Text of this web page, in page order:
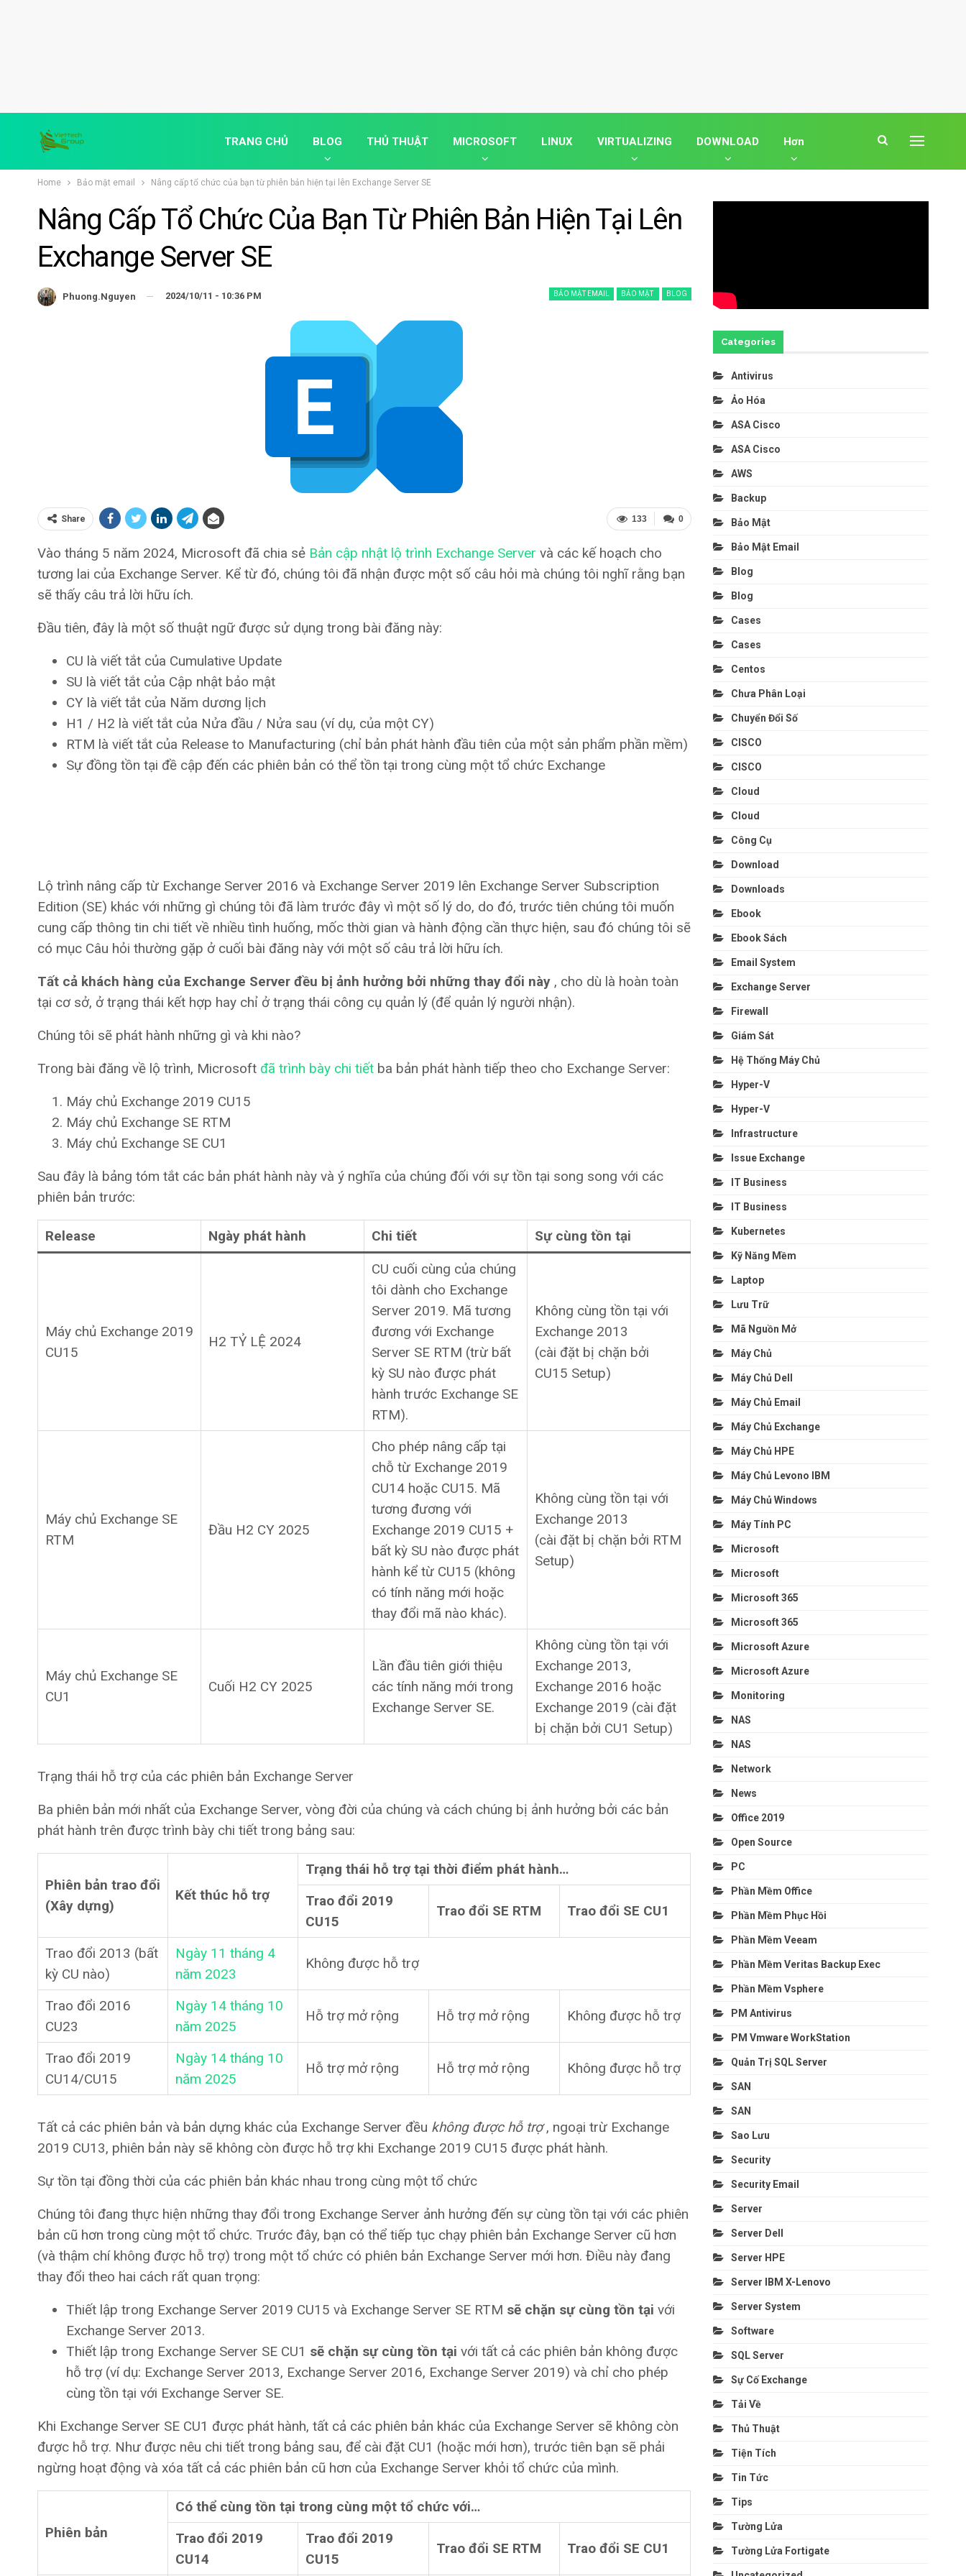
TRANG CHỦ BLOG THỦ THUẬT MICROSOFT LINUX VIRTUALIZING DOWNLOAD Hơn
Home Bảo mật email Nâng cấp tổ chức của bạn từ phiên bản hiện tại lên Exchange Server SE
Nâng Cấp Tổ Chức Của Bạn Từ Phiên Bản Hiện Tại Lên
Exchange Server SE
BẢO MẬT EMAIL BẢO MẬT BLOG
Phuong.nguyen 2024/10/11 - 10:36 PM
0
133
Share
Vào tháng 5 năm 2024, Microsoft đã chia sẻ Bản cập nhật lộ trình Exchange Server và các kế hoạch cho
tương lai của Exchange Server. Kể từ đó, chúng tôi đã nhận được một số câu hỏi mà chúng tôi nghĩ rằng bạn
sẽ thấy câu trả lời hữu ích.
Đầu tiên, đây là một số thuật ngữ được sử dụng trong bài đăng này:
CU là viết tắt của Cumulative Update
SU là viết tắt của Cập nhật bảo mật
CY là viết tắt của Năm dương lịch
H1 / H2 là viết tắt của Nửa đầu / Nửa sau (ví dụ, của một CY)
RTM là viết tắt của Release to Manufacturing (chỉ bản phát hành đầu tiên của một sản phẩm phần mềm)
Sự đồng tồn tại đề cập đến các phiên bản có thể tồn tại trong cùng một tổ chức Exchange
Lộ trình nâng cấp từ Exchange Server 2016 và Exchange Server 2019 lên Exchange Server Subscription
Edition (SE) khác với những gì chúng tôi đã làm trước đây vì một số lý do, do đó, trước tiên chúng tôi muốn
cung cấp thông tin chi tiết về nhiều tình huống, mốc thời gian và hành động cần thực hiện, sau đó chúng tôi sẽ
có mục Câu hỏi thường gặp ở cuối bài đăng này với một số câu trả lời hữu ích.
Tất cả khách hàng của Exchange Server đều bị ảnh hưởng bởi những thay đổi này , cho dù là hoàn toàn
tại cơ sở, ở trạng thái kết hợp hay chỉ ở trạng thái công cụ quản lý (để quản lý người nhận).
Chúng tôi sẽ phát hành những gì và khi nào?
Trong bài đăng về lộ trình, Microsoft đã trình bày chi tiết ba bản phát hành tiếp theo cho Exchange Server:
Máy chủ Exchange 2019 CU15
Máy chủ Exchange SE RTM
Máy chủ Exchange SE CU1
Sau đây là bảng tóm tắt các bản phát hành này và ý nghĩa của chúng đối với sự tồn tại song song với các
phiên bản trước:
Release Ngày phát hành Chi tiết Sự cùng tồn tại
Máy chủ Exchange 2019
CU15
H2 TỶ LỆ 2024
CU cuối cùng của chúng
tôi dành cho Exchange
Server 2019. Mã tương
đương với Exchange
Server SE RTM (trừ bất
kỳ SU nào được phát
hành trước Exchange SE
RTM).
Không cùng tồn tại với
Exchange 2013
(cài đặt bị chặn bởi
CU15 Setup)
Máy chủ Exchange SE
RTM
Đầu H2 CY 2025
Cho phép nâng cấp tại
chỗ từ Exchange 2019
CU14 hoặc CU15. Mã
tương đương với
Exchange 2019 CU15 +
bất kỳ SU nào được phát
hành kể từ CU15 (không
có tính năng mới hoặc
thay đổi mã nào khác).
Không cùng tồn tại với
Exchange 2013
(cài đặt bị chặn bởi RTM
Setup)
Máy chủ Exchange SE
CU1
Cuối H2 CY 2025
Lần đầu tiên giới thiệu
các tính năng mới trong
Exchange Server SE.
Không cùng tồn tại với
Exchange 2013,
Exchange 2016 hoặc
Exchange 2019 (cài đặt
bị chặn bởi CU1 Setup)
Trạng thái hỗ trợ của các phiên bản Exchange Server
Ba phiên bản mới nhất của Exchange Server, vòng đời của chúng và cách chúng bị ảnh hưởng bởi các bản
phát hành trên được trình bày chi tiết trong bảng sau:
Phiên bản trao đổi
(Xây dựng)
Kết thúc hỗ trợ
Trạng thái hỗ trợ tại thời điểm phát hành…
Trao đổi 2019
CU15
Trao đổi SE RTM Trao đổi SE CU1
Trao đổi 2013 (bất
kỳ CU nào)
Ngày 11 tháng 4
năm 2023
Không được hỗ trợ
Trao đổi 2016
CU23
Ngày 14 tháng 10
năm 2025
Hỗ trợ mở rộng Hỗ trợ mở rộng Không được hỗ trợ
Trao đổi 2019
CU14/CU15
Ngày 14 tháng 10
năm 2025
Hỗ trợ mở rộng Hỗ trợ mở rộng Không được hỗ trợ
Tất cả các phiên bản và bản dựng khác của Exchange Server đều không được hỗ trợ, ngoại trừ Exchange
2019 CU13, phiên bản này sẽ không còn được hỗ trợ khi Exchange 2019 CU15 được phát hành.
Sự tồn tại đồng thời của các phiên bản khác nhau trong cùng một tổ chức
Chúng tôi đang thực hiện những thay đổi trong Exchange Server ảnh hưởng đến sự cùng tồn tại với các phiên
bản cũ hơn trong cùng một tổ chức. Trước đây, bạn có thể tiếp tục chạy phiên bản Exchange Server cũ hơn
(và thậm chí không được hỗ trợ) trong một tổ chức có phiên bản Exchange Server mới hơn. Điều này đang
thay đổi theo hai cách rất quan trọng:
Thiết lập trong Exchange Server 2019 CU15 và Exchange Server SE RTM sẽ chặn sự cùng tồn tại với
Exchange Server 2013.
Thiết lập trong Exchange Server SE CU1 sẽ chặn sự cùng tồn tại với tất cả các phiên bản không được
hỗ trợ (ví dụ: Exchange Server 2013, Exchange Server 2016, Exchange Server 2019) và chỉ cho phép
cùng tồn tại với Exchange Server SE.
Khi Exchange Server SE CU1 được phát hành, tất cả các phiên bản khác của Exchange Server sẽ không còn
được hỗ trợ. Như được nêu chi tiết trong bảng sau, để cài đặt CU1 (hoặc mới hơn), trước tiên bạn sẽ phải
ngừng hoạt động và xóa tất cả các phiên bản cũ hơn của Exchange Server khỏi tổ chức của mình.
Phiên bản
Có thể cùng tồn tại trong cùng một tổ chức với…
Trao đổi 2019
CU14
Trao đổi 2019
CU15
Trao đổi SE RTM Trao đổi SE CU1
Categories
Antivirus
Ảo Hóa
ASA Cisco
ASA Cisco
AWS
Backup
Bảo Mật
Bảo Mật Email
Blog
Blog
Cases
Cases
Centos
Chưa Phân Loại
Chuyển Đổi Số
CISCO
CISCO
Cloud
Cloud
Công Cụ
Download
Downloads
Ebook
Ebook Sách
Email System
Exchange Server
Firewall
Giám Sát
Hệ Thống Máy Chủ
Hyper-V
Hyper-V
Infrastructure
Issue Exchange
IT Business
IT Business
Kubernetes
Kỹ Năng Mềm
Laptop
Lưu Trữ
Mã Nguồn Mở
Máy Chủ
Máy Chủ Dell
Máy Chủ Email
Máy Chủ Exchange
Máy Chủ HPE
Máy Chủ Levono IBM
Máy Chủ Windows
Máy Tính PC
Microsoft
Microsoft
Microsoft 365
Microsoft 365
Microsoft Azure
Microsoft Azure
Monitoring
NAS
NAS
Network
News
Office 2019
Open Source
PC
Phần Mềm Office
Phần Mềm Phục Hồi
Phần Mềm Veeam
Phần Mềm Veritas Backup Exec
Phần Mềm Vsphere
PM Antivirus
PM Vmware WorkStation
Quản Trị SQL Server
SAN
SAN
Sao Lưu
Security
Security Email
Server
Server Dell
Server HPE
Server IBM X-Lenovo
Server System
Software
SQL Server
Sự Cố Exchange
Tải Về
Thủ Thuật
Tiện Tích
Tin Tức
Tips
Tường Lửa
Tường Lửa Fortigate